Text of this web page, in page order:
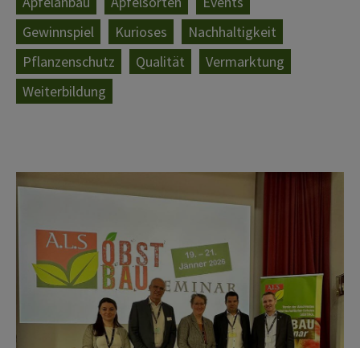
Gewinnspiel
Kurioses
Nachhaltigkeit
Pflanzenschutz
Qualität
Vermarktung
Weiterbildung